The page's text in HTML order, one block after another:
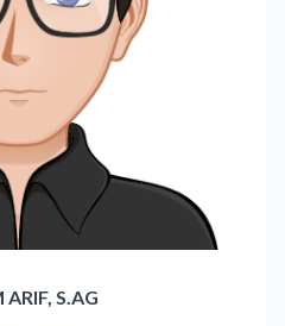
S.AG